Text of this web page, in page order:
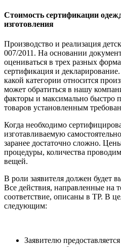
Стоимость сертификации
изготовления
Производство и реализация
007/2011. На основании
оцениваться в трех разных
сертификация и декларирование.
какой категории относится
может обратиться в нашу
факторы и максимально быстро
товаров установленным
Когда необходимо
изготавливаемую
заранее достаточно сложно.
процедуры, количества
вещей.
В роли заявителя должен будет
Все действия, направленные на
соответствие, описаны в ТР. В
следующим:
Заявителю